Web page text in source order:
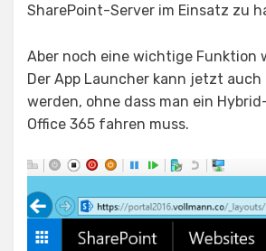
SharePoint-Server im Einsatz zu
Aber noch eine wichtige Funktion
Der App Launcher kann jetzt auch
werden, ohne dass man ein
Office 365 fahren muss.